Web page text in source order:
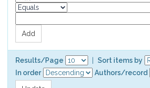
Results/Page
Sort items by
In order
Authors/record